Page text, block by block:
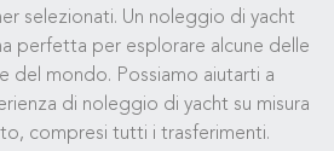
selezionati. Un noleggio di yacht
perfetta per esplorare alcune delle
del mondo. Possiamo aiutarti a
di noleggio di yacht su misura
compresi tutti i trasferimenti.